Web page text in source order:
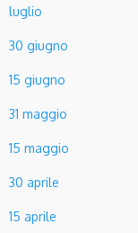
luglio
30 giugno
15 giugno
31 maggio
15 maggio
30 aprile
15 aprile